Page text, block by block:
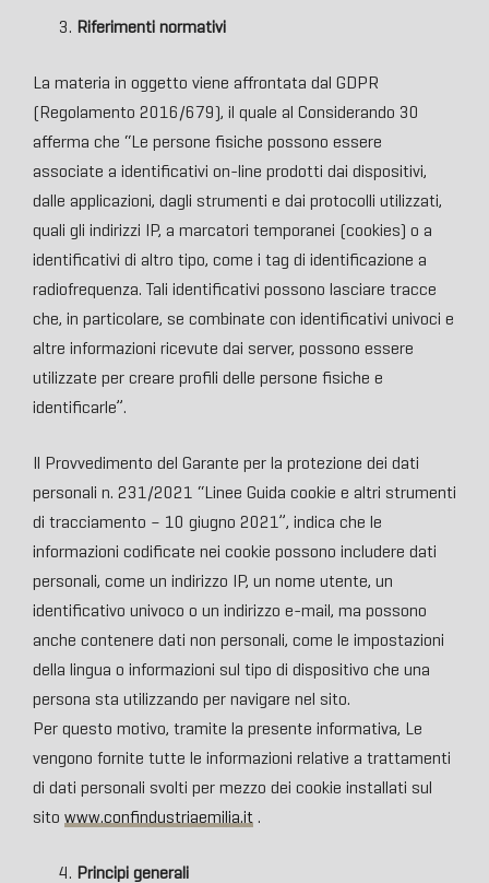
Riferimenti normativi
La materia in oggetto viene affrontata dal GDPR
(Regolamento 2016/679), il quale al Considerando 30
afferma che “Le persone fisiche possono essere
associate a identificativi on-line prodotti dai dispositivi,
dalle applicazioni, dagli strumenti e dai protocolli utilizzati,
quali gli indirizzi IP, a marcatori temporanei (cookies) o a
identificativi di altro tipo, come i tag di identificazione a
radiofrequenza. Tali identificativi possono lasciare tracce
che, in particolare, se combinate con identificativi univoci e
altre informazioni ricevute dai server, possono essere
utilizzate per creare profili delle persone fisiche e
identificarle”.
Il Provvedimento del Garante per la protezione dei dati
personali n. 231/2021 “Linee Guida cookie e altri strumenti
di tracciamento – 10 giugno 2021”, indica che le
informazioni codificate nei cookie possono includere dati
personali, come un indirizzo IP, un nome utente, un
identificativo univoco o un indirizzo e-mail, ma possono
anche contenere dati non personali, come le impostazioni
della lingua o informazioni sul tipo di dispositivo che una
persona sta utilizzando per navigare nel sito.
Per questo motivo, tramite la presente informativa, Le
vengono fornite tutte le informazioni relative a trattamenti
di dati personali svolti per mezzo dei cookie installati sul
sito www.confindustriaemilia.it .
Principi generali